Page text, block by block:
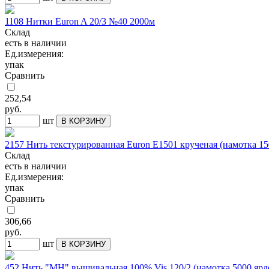
1108 Нитки Euron A 20/3 №40 2000м
Склад
есть в наличии
Ед.измерения:
упак
Сравнить
252,54
руб.
шт
В КОРЗИНУ
2157 Нить текстурированная Euron Е1501 крученая (намотка
Склад
есть в наличии
Ед.измерения:
упак
Сравнить
306,66
руб.
шт
В КОРЗИНУ